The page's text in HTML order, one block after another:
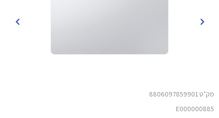
מק"ט 8806097859901
E000000885